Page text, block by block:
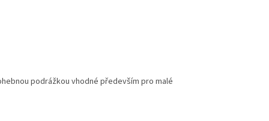
podrážkou vhodné především pro malé